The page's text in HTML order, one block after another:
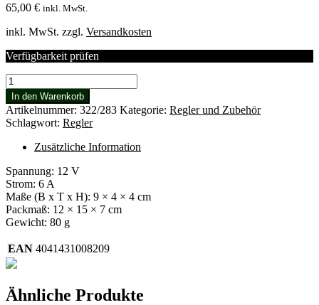
65,00 € inkl. MwSt.
inkl. MwSt. zzgl. Versandkosten
Verfügbarkeit prüfen
Kabelregler
Fox
Menge
In den Warenkorb
Artikelnummer: 322/283 Kategorie: Regler und Zubehör
Schlagwort: Regler
Zusätzliche Information
Spannung: 12 V
Strom: 6 A
Maße (B x T x H): 9 × 4 × 4 cm
Packmaß: 12 × 15 × 7 cm
Gewicht: 80 g
EAN 4041431008209
Ähnliche Produkte